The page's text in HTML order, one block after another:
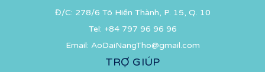
Đ/C: 278/6 Tô Hiến Thành, P. 15, Q. 10
Tel: +84 797 96 96 96
Email: AoDaiNangTho@gmail.com
TRỢ GIÚP